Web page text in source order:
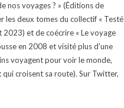
nos voyages ? » (Éditions de
les deux tomes du collectif « Testé
et de coécrire « Le voyage
en 2008 et visité plus d'une
voyagent pour voir le monde,
qui croisent sa route). Sur Twitter,